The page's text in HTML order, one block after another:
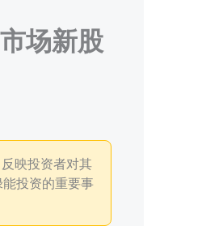
场新股
映投资者对其
投资的重要事